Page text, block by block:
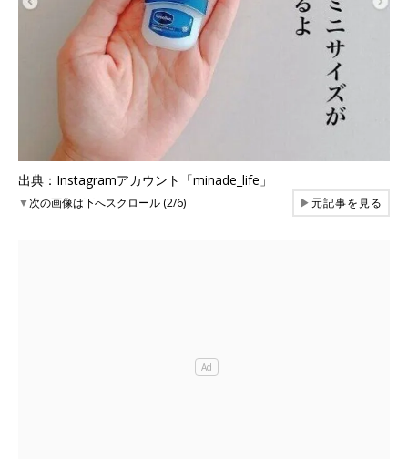
出典：Instagramアカウント「minade_life」
▼次の画像は下へスクロール (2/6) ▶元記事を見る